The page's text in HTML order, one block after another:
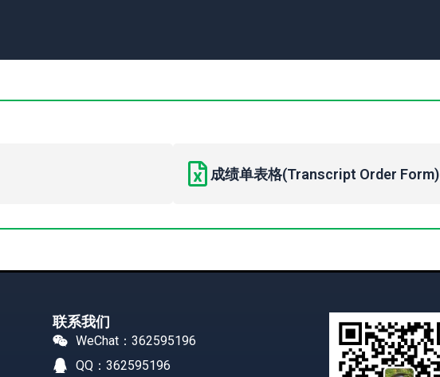
成绩单表格(Transcript Order Form)
联系我们
WeChat：362595196
QQ：362595196